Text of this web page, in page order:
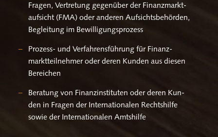
Fra­gen, Ver­tre­tung ge­gen­über der Fi­nanz­markt­
auf­sicht (FMA) oder an­de­ren Auf­sichts­be­hör­den,
Be­glei­tung im Be­wil­li­gungs­pro­zess
Pro­zess- und Ver­fah­rens­füh­rung für Fi­nanz­
markt­teil­neh­mer oder deren Kun­den aus die­sen
Be­rei­chen
Be­ra­tung von Fi­nanz­in­sti­tu­ten oder deren Kun­
den in Fra­gen der In­ter­na­tio­na­len Rechts­hil­fe
sowie der In­ter­na­tio­na­len Amts­hil­fe